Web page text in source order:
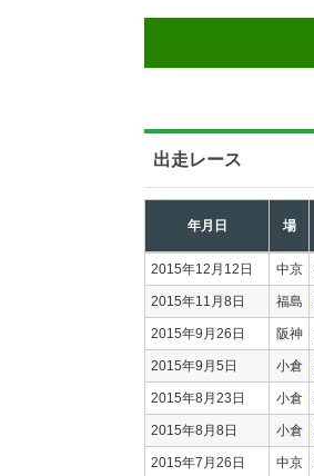
出走レース
年月日 場
2015年12月12日 中京
2015年11月8日 福島
2015年9月26日 阪神
2015年9月5日 小倉
2015年8月23日 小倉
2015年8月8日 小倉
2015年7月26日 中京